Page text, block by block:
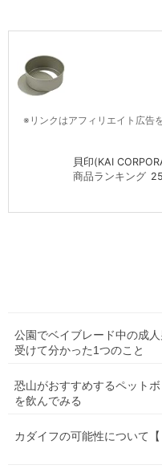
※リンクはアフィリエイト広告
貝印(KAI
商品ランキング
公園でベイブレード中の成
受けて分かった1つのこと
恐山がおすすめするペット
を飲んでみる
カダイフの可能性について